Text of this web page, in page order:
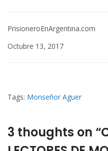
PrisioneroEnArgentina.com
Octubre 13, 2017
Tags: Monseñor Aguer
3 thoughts on